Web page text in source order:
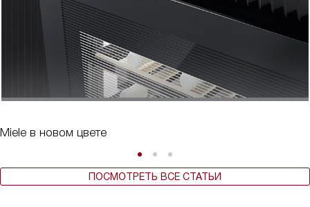
Miele в новом цвете
ПОСМОТРЕТЬ ВСЕ СТАТЬИ